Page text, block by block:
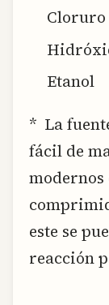
Cloruro
Etanol
* La
fácil de
modernos
este se
reacción